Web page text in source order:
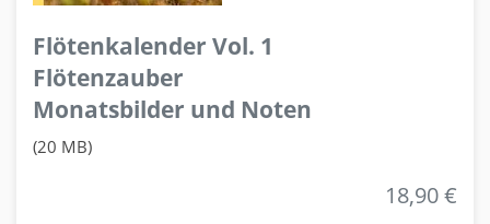
Flötenkalender Vol. 1
Flötenzauber
Monatsbilder und Noten
(20 MB)
18,90 €